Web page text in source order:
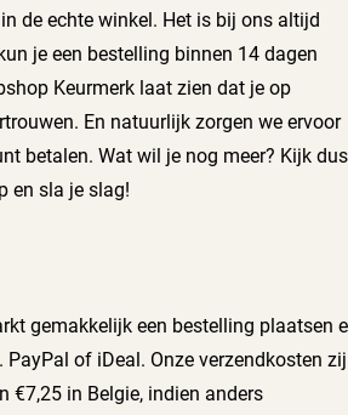
de echte winkel. Het is bij ons altijd
je een bestelling binnen 14 dagen
Keurmerk laat zien dat je op
En natuurlijk zorgen we ervoor
betalen. Wat wil je nog meer? Kijk dus
en sla je slag!
gemakkelijk een bestelling plaatsen
of iDeal. Onze verzendkosten
€7,25 in Belgie, indien anders